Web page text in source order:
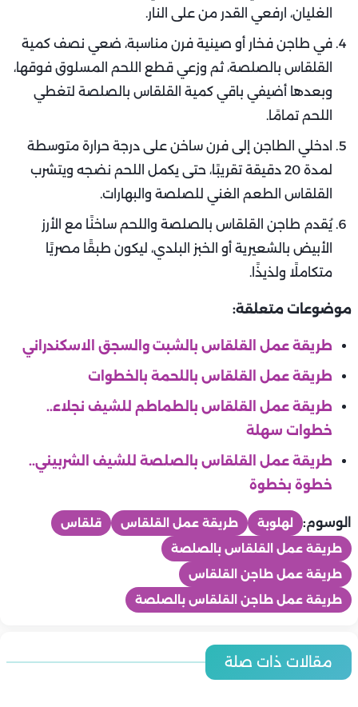
الغليان، ارفعي القدر من على النار.
في طاجن فخار أو صينية فرن مناسبة، ضعي نصف كمية
القلقاس بالصلصة، ثم وزعي قطع اللحم المسلوق فوقها،
وبعدها أضيفي باقي كمية القلقاس بالصلصة لتغطي
اللحم تمامًا.
ادخلي الطاجن إلى فرن ساخن على درجة حرارة متوسطة
لمدة 20 دقيقة تقريبًا، حتى يكمل اللحم نضجه ويتشرب
القلقاس الطعم الغني للصلصة والبهارات.
يُقدم طاجن القلقاس بالصلصة واللحم ساخنًا مع الأرز
الأبيض بالشعيرية أو الخبز البلدي، ليكون طبقًا مصريًا
متكاملًا ولذيذًا.
موضوعات متعلقة:
طريقة عمل القلقاس بالشبت والسجق الاسكندراني
طريقة عمل القلقاس باللحمة بالخطوات
طريقة عمل القلقاس بالطماطم للشيف نجلاء..
خطوات سهلة
طريقة عمل القلقاس بالصلصة للشيف الشربيني..
خطوة بخطوة
الوسوم: لهلوبة طريقة عمل القلقاس
قلقاس
طريقة عمل القلقاس بالصلصة
طريقة عمل طاجن القلقاس
طريقة عمل طاجن القلقاس بالصلصة
مقالات ذات صلة
أسعار الخضروات والفاكهة اليوم | الخميس 6-8-2026 في مصر.. اخر
تحديث
المطبخ
المطبخ